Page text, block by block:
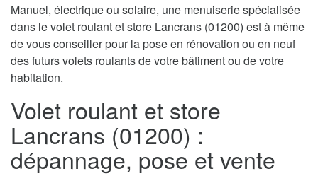
Manuel, électrique ou solaire, une menuiserie spécialisée
dans le volet roulant et store Lancrans (01200) est à même
de vous conseiller pour la pose en rénovation ou en neuf
des futurs volets roulants de votre bâtiment ou de votre
habitation.
Volet roulant et store
Lancrans (01200) :
dépannage, pose et vente